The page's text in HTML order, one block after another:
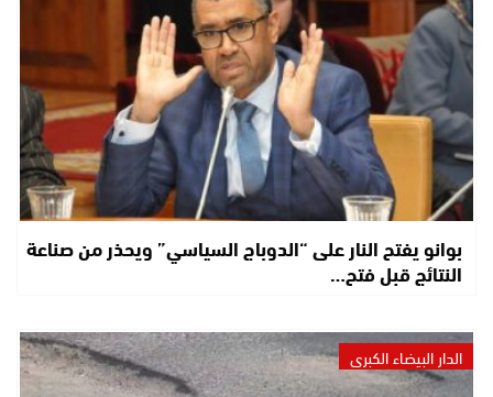
بوانو يفتح النار على “الدوباج السياسي” ويحذر من صناعة
النتائج قبل فتح…
الدار البيضاء الكبرى